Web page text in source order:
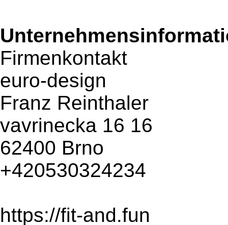
Firmenkontakt
euro-design
Franz Reinthaler
vavrinecka 16 16
62400 Brno
+420530324234
https://fit-and.fun